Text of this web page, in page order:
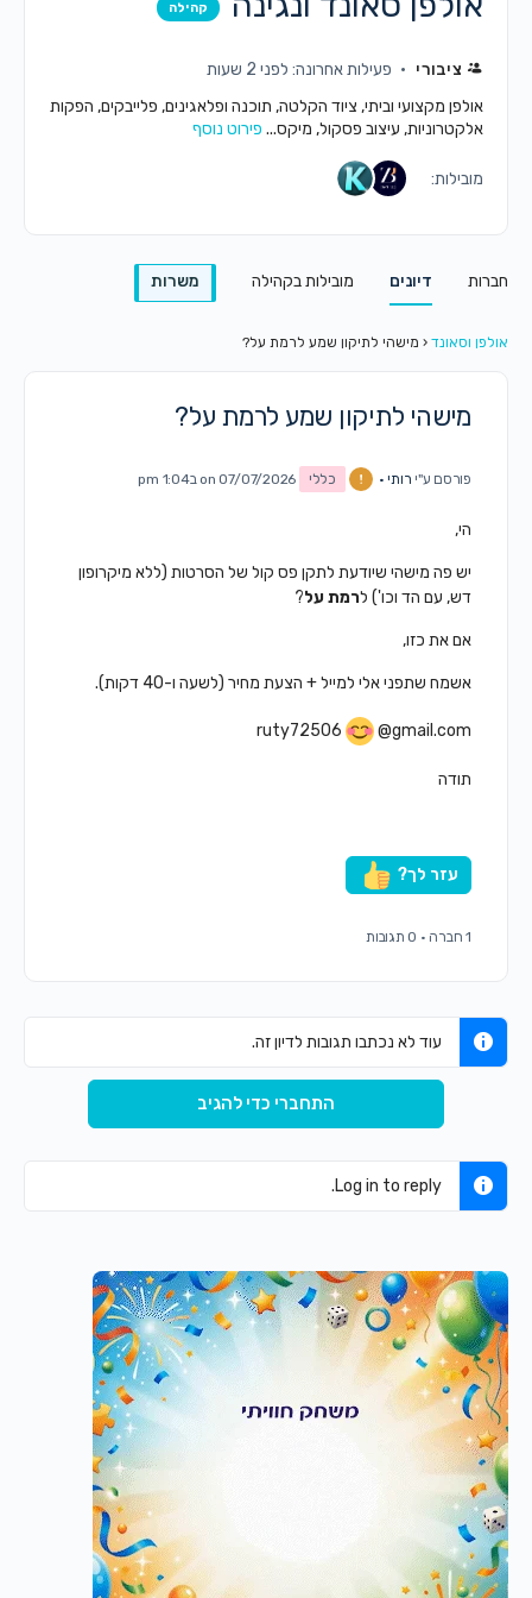
קהילה
ציבורי
פעילות אחרונה: לפני 2 שעות
אולפן מקצועי וביתי, ציוד הקלטה, תוכנה ופלאגינים, פלייבקים, הפקות
אלקטרוניות, עיצוב פסקול, מיקס...פירוט נוסף
מובילות:
חברות דיונים מובילות בקהילה משרות
אולפן וסאונד ‹ מישהי לתיקון שמע לרמת על?
מישהי לתיקון שמע לרמת על?
פורסם ע"ירותי • כללי on 07/07/2026 ב1:04 pm
הי,
יש פה מישהי שיודעת לתקן פס קול של הסרטות (ללא מיקרופון
דש, עם הד וכו') לרמת על?
אם את כזו,
אשמח שתפני אלי למייל +הצעת מחיר (לשעה ו-40 דקות).
ruty72506 @gmail.com
תודה
עזר לך?
· 0 תגובות
עוד לא נכתבו תגובות לדיון זה.
התחברי כדי להגיב
Log in to reply.